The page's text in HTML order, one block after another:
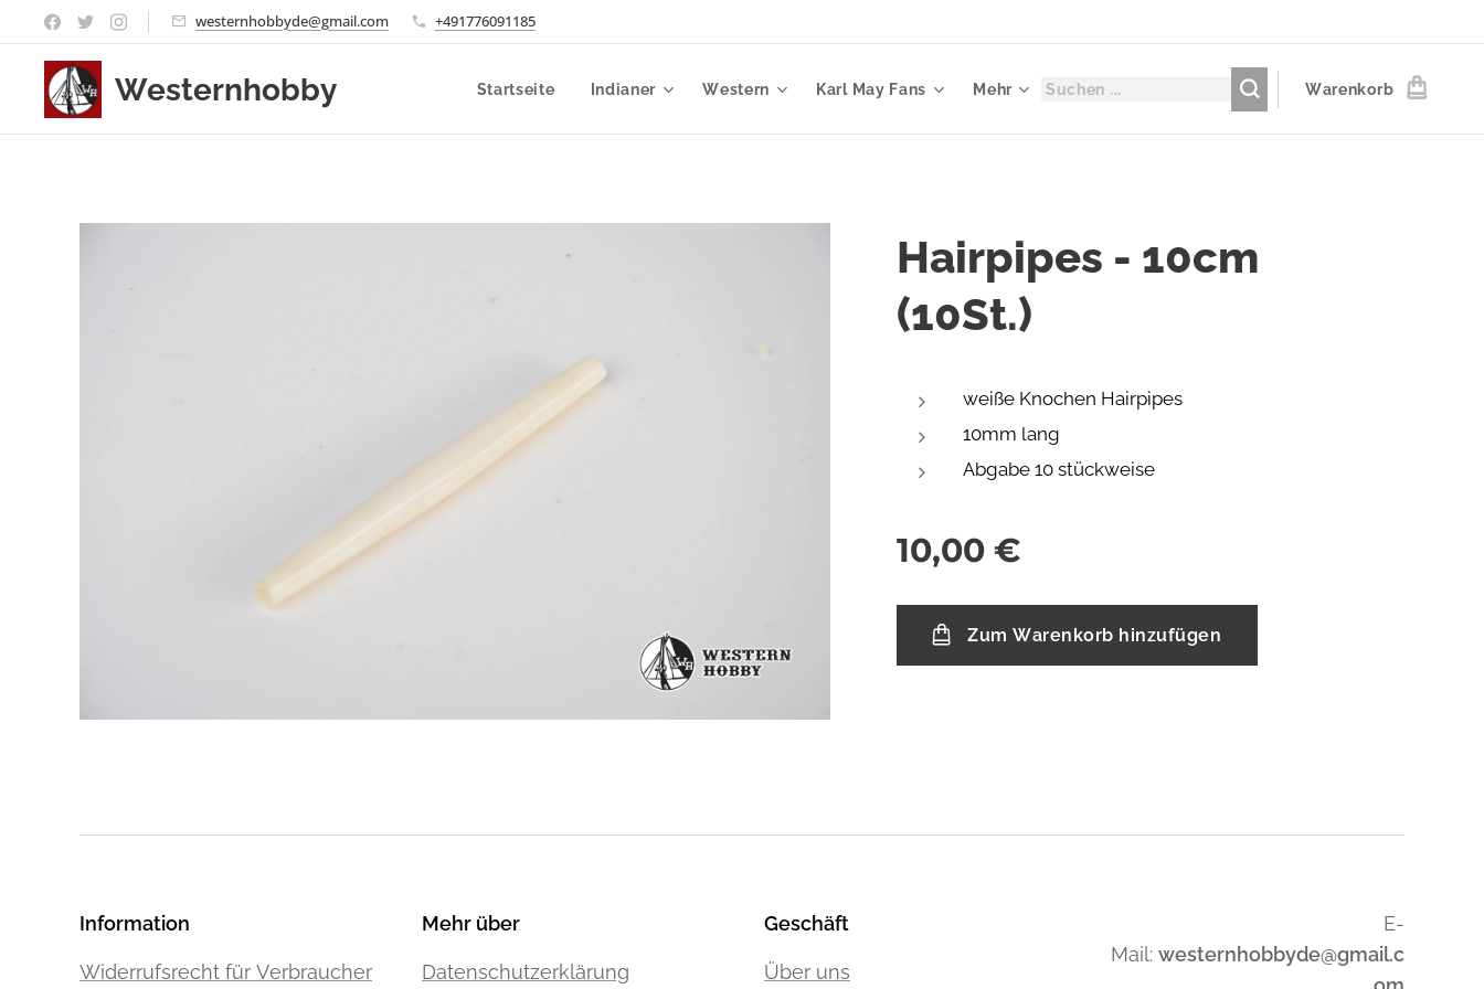
westernhobbyde@gmail.com +491776091185
Westernhobby Startseite Indianer Western Karl May Fans Mehr Warenkorb
Hairpipes - 10cm
(10St.)
weiße Knochen Hairpipes
10mm lang
Abgabe 10 stückweise
10,00 €
Zum Warenkorb hinzufügen
Information
Widerrufsrecht für Verbraucher
Mehr über
Datenschutzerklärung
Geschäft
Über uns
E-
Mail: westernhobbyde@gmail.c